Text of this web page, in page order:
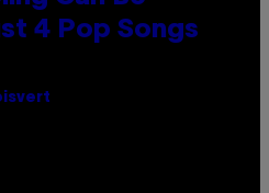
4 Pop Songs